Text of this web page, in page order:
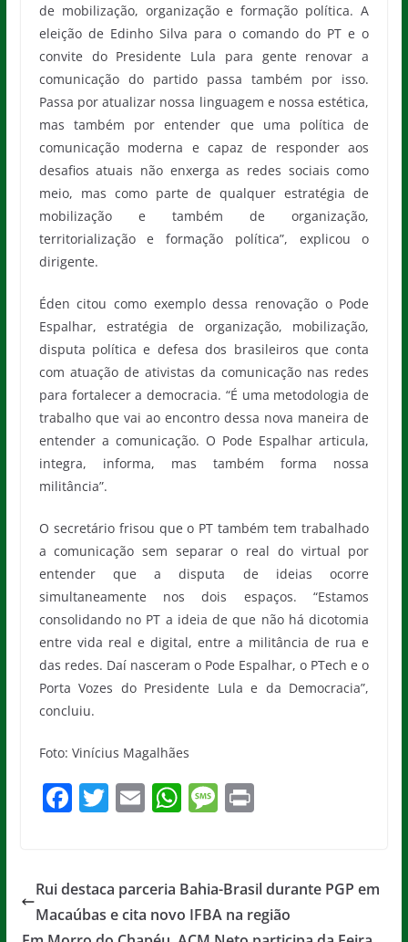
de mobilização, organização e formação política. A
eleição de Edinho Silva para o comando do PT e o
convite do Presidente Lula para gente renovar a
comunicação do partido passa também por isso.
Passa por atualizar nossa linguagem e nossa estética,
mas também por entender que uma política de
comunicação moderna e capaz de responder aos
desafios atuais não enxerga as redes sociais como
meio, mas como parte de qualquer estratégia de
mobilização e também de organização,
territorialização e formação política”, explicou o
dirigente.
Éden citou como exemplo dessa renovação o Pode
Espalhar, estratégia de organização, mobilização,
disputa política e defesa dos brasileiros que conta
com atuação de ativistas da comunicação nas redes
para fortalecer a democracia. “É uma metodologia de
trabalho que vai ao encontro dessa nova maneira de
entender a comunicação. O Pode Espalhar articula,
integra, informa, mas também forma nossa
militância”.
O secretário frisou que o PT também tem trabalhado
a comunicação sem separar o real do virtual por
entender que a disputa de ideias ocorre
simultaneamente nos dois espaços. “Estamos
consolidando no PT a ideia de que não há dicotomia
entre vida real e digital, entre a militância de rua e
das redes. Daí nasceram o Pode Espalhar, o PTech e o
Porta Vozes do Presidente Lula e da Democracia”,
concluiu.
Foto: Vinícius Magalhães
F
e
b
T
er
E
l
W
s
A
M
a
g
Pr
Rui destaca parceria Bahia-Brasil durante PGP em
Macaúbas e cita novo IFBA na região